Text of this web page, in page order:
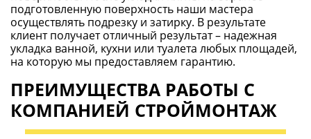
подготовленную поверхность наши мастера
осуществлять подрезку и затирку. В результате
клиент получает отличный результат – надежная
укладка ванной, кухни или туалета любых площадей,
на которую мы предоставляем гарантию.
ПРЕИМУЩЕСТВА РАБОТЫ С
КОМПАНИЕЙ СТРОЙМОНТАЖ